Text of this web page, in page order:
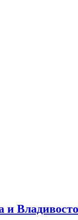
и